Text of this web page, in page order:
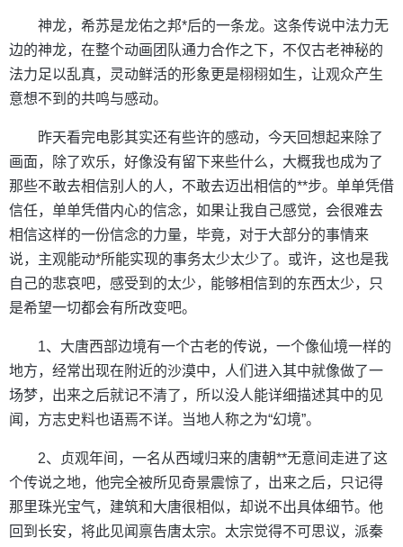
神龙，希苏是龙佑之邦*后的一条龙。这条传说中法力无
边的神龙，在整个动画团队通力合作之下，不仅古老神秘的
法力足以乱真，灵动鲜活的形象更是栩栩如生，让观众产生
意想不到的共鸣与感动。
昨天看完电影其实还有些许的感动，今天回想起来除了
画面，除了欢乐，好像没有留下来些什么，大概我也成为了
那些不敢去相信别人的人，不敢去迈出相信的**步。单单凭借
信任，单单凭借内心的信念，如果让我自己感觉，会很难去
相信这样的一份信念的力量，毕竟，对于大部分的事情来
说，主观能动*所能实现的事务太少太少了。或许，这也是我
自己的悲哀吧，感受到的太少，能够相信到的东西太少，只
是希望一切都会有所改变吧。
1、大唐西部边境有一个古老的传说，一个像仙境一样的
地方，经常出现在附近的沙漠中，人们进入其中就像做了一
场梦，出来之后就记不清了，所以没人能详细描述其中的见
闻，方志史料也语焉不详。当地人称之为“幻境”。
2、贞观年间，一名从西域归来的唐朝**无意间走进了这
个传说之地，他完全被所见奇景震惊了，出来之后，只记得
那里珠光宝气，建筑和大唐很相似，却说不出具体细节。他
回到长安，将此见闻禀告唐太宗。太宗觉得不可思议，派秦